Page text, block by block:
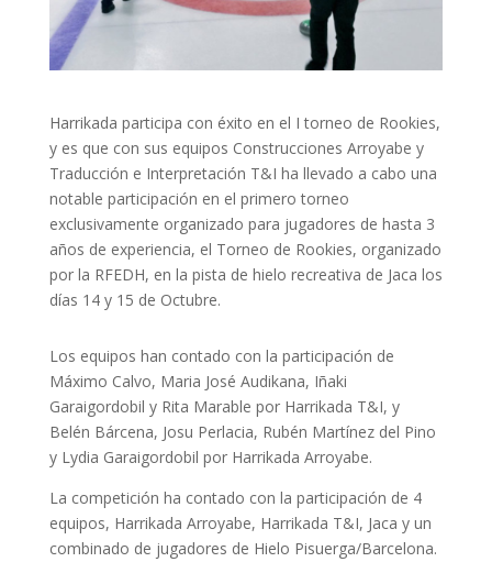
Harrikada participa con éxito en el I torneo de Rookies,
y es que con sus equipos Construcciones Arroyabe y
Traducción e Interpretación T&I ha llevado a cabo una
notable participación en el primero torneo
exclusivamente organizado para jugadores de hasta 3
años de experiencia, el Torneo de Rookies, organizado
por la RFEDH, en la pista de hielo recreativa de Jaca los
días 14 y 15 de Octubre.
Los equipos han contado con la participación de
Máximo Calvo, Maria José Audikana, Iñaki
Garaigordobil y Rita Marable por Harrikada T&I, y
Belén Bárcena, Josu Perlacia, Rubén Martínez del Pino
y Lydia Garaigordobil por Harrikada Arroyabe.
La competición ha contado con la participación de 4
equipos, Harrikada Arroyabe, Harrikada T&I, Jaca y un
combinado de jugadores de Hielo Pisuerga/Barcelona.